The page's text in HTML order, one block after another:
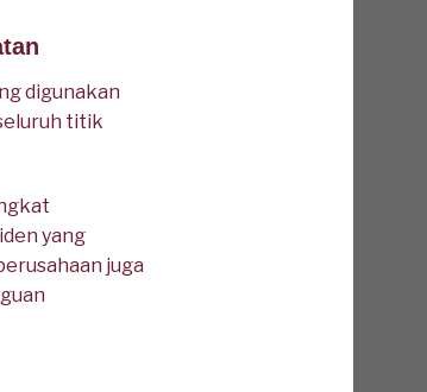
digunakan
titik
yang
juga